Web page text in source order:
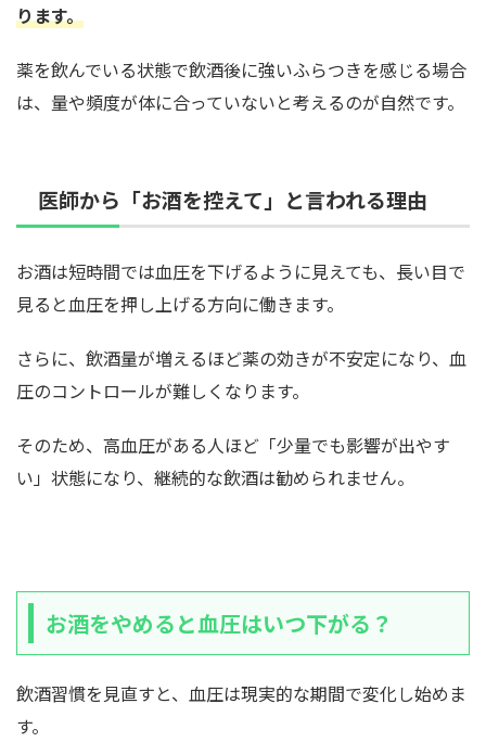
ります。
薬を飲んでいる状態で飲酒後に強いふらつきを感じる場合
は、量や頻度が体に合っていないと考えるのが自然です。
医師から「お酒を控えて」と言われる理由
お酒は短時間では血圧を下げるように見えても、長い目で
見ると血圧を押し上げる方向に働きます。
さらに、飲酒量が増えるほど薬の効きが不安定になり、血
圧のコントロールが難しくなります。
そのため、高血圧がある人ほど「少量でも影響が出やす
い」状態になり、継続的な飲酒は勧められません。
お酒をやめると血圧はいつ下がる？
飲酒習慣を見直すと、血圧は現実的な期間で変化し始めま
す。